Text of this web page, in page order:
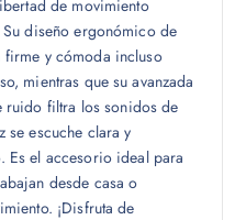
de movimiento
diseño ergonómico de
firme y cómoda incluso
mientras que su avanzada
ruido filtra los sonidos de
se escuche clara y
Es el accesorio ideal para
desde casa o
¡Disfruta de